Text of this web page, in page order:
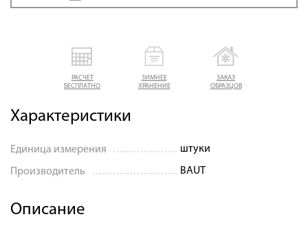
РАСЧЕТ
БЕСПЛАТНО
ЗИМНЕЕ
ХРАНЕНИЕ
ЗАКАЗ
ОБРАЗЦОВ
Характеристики
Единица измерения штуки
Производитель BAUT
Описание